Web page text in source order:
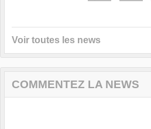
Voir toutes les news
COMMENTEZ LA NEWS